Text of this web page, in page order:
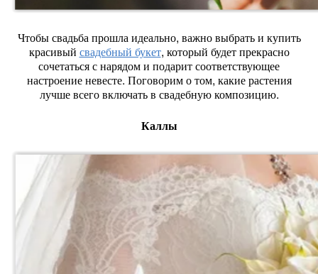
Чтобы свадьба прошла идеально, важно выбрать и купить
красивый свадебный букет, который будет прекрасно
сочетаться с нарядом и подарит соответствующее
настроение невесте. Поговорим о том, какие растения
лучше всего включать в свадебную композицию.
Каллы